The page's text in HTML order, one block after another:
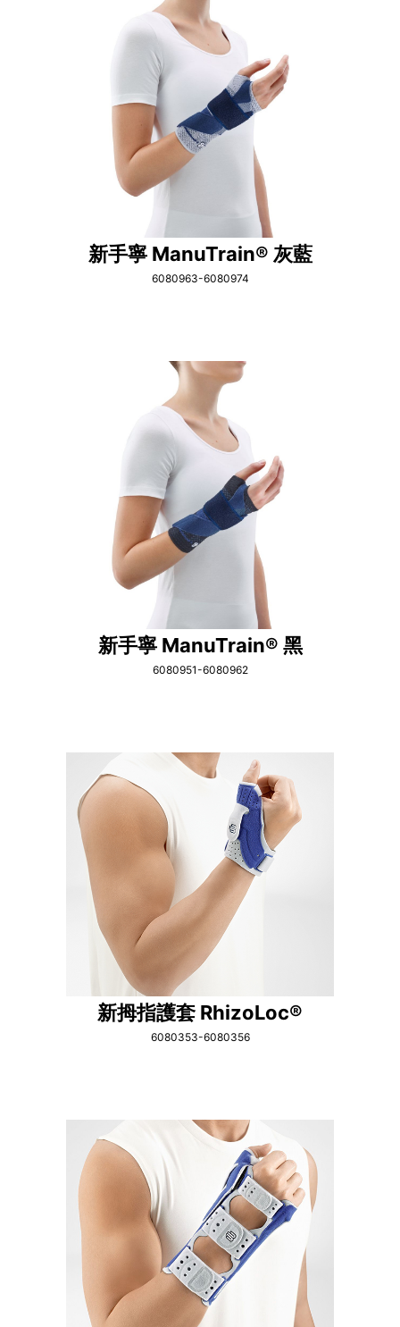
新手寧 ManuTrain® 灰藍
6080963-6080974
新手寧 ManuTrain® 黑
6080951-6080962
新拇指護套 RhizoLoc®
6080353-6080356